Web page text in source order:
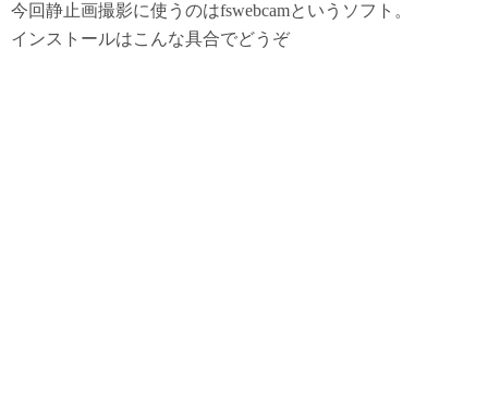
今回静止画撮影に使うのはfswebcamというソフト。
インストールはこんな具合でどうぞ